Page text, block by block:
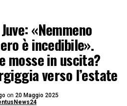
«Nemmeno
è incedibile».
mosse in uscita?
verso l’estate
on 20 Maggio 2025